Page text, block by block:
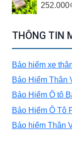
252.000
THÔNG TIN
Bảo hiểm xe
Bảo Hiểm Thân
Bảo Hiểm Ô tô
Bảo Hiểm Ô Tô
Bảo hiểm Thân